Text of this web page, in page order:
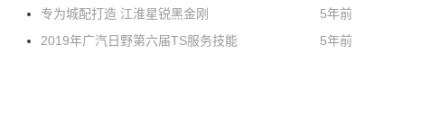
专为城配打造 江淮星锐黑金刚
5年前
2019年广汽日野第六届TS服务技能
5年前